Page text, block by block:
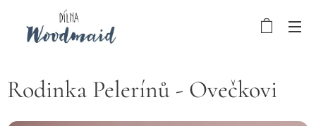
Rodinka Pelerínů - Ovečkovi